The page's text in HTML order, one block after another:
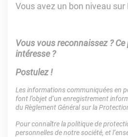
Vous avez un bon niveau sur
Vous vous reconnaissez ?
intéresse ?
Postulez !
Les informations communiquées en
font l’objet d’un enregistrement
du Règlement Général sur la
Pour connaître la politique de
personnelles de notre société, et